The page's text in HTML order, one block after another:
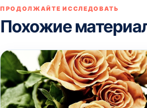
ПРОДОЛЖАЙТЕ ИССЛЕДОВАТЬ
Похожие